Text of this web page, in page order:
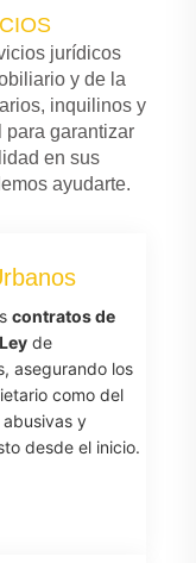
jurídicos
y de la
inquilinos y
para garantizar
en sus
ayudarte.
contratos de
de
asegurando los
como del
abusivas y
desde el inicio.